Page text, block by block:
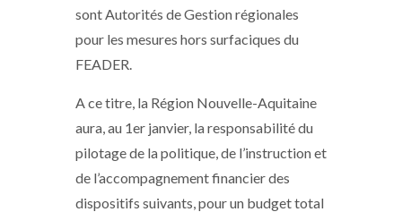
sont Autorités de Gestion régionales
pour les mesures hors surfaciques du
FEADER.
A ce titre, la Région Nouvelle-Aquitaine
aura, au 1er janvier, la responsabilité du
pilotage de la politique, de l’instruction et
de l’accompagnement financier des
dispositifs suivants, pour un budget total